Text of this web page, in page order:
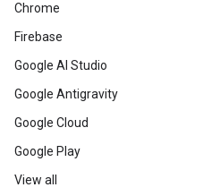
Chrome
Firebase
Google AI Studio
Google Antigravity
Google Cloud
Google Play
View all